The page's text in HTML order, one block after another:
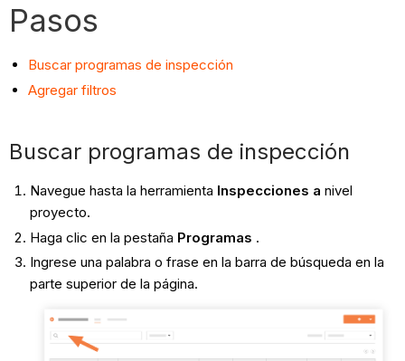
Pasos
Buscar programas de inspección
Agregar filtros
Buscar programas de inspección
Navegue hasta la herramienta Inspecciones a nivel
proyecto.
Haga clic en la pestaña Programas .
Ingrese una palabra o frase en la barra de búsqueda en la
parte superior de la página.